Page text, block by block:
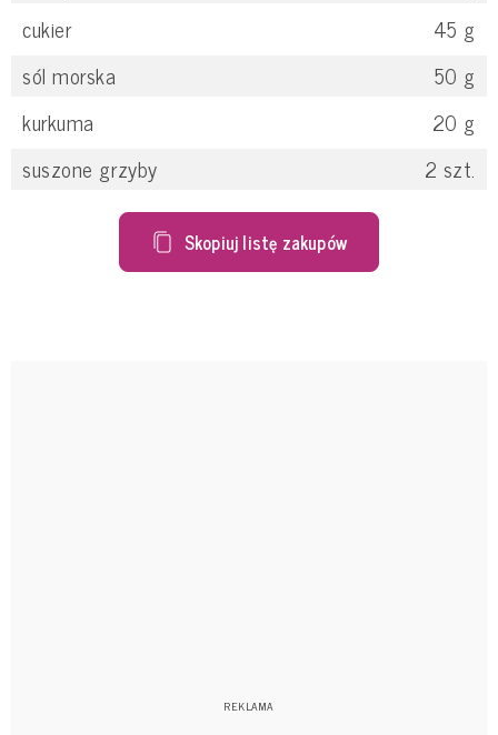
cukier
45 g
sól morska
50 g
kurkuma
20 g
suszone grzyby
2 szt.
Skopiuj listę zakupów